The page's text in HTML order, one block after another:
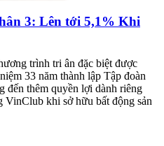
3: Lên tới 5,1% Khi
trình tri ân đặc biệt được
33 năm thành lập Tập đoàn
đến thêm quyền lợi dành riêng
VinClub khi sở hữu bất động sản